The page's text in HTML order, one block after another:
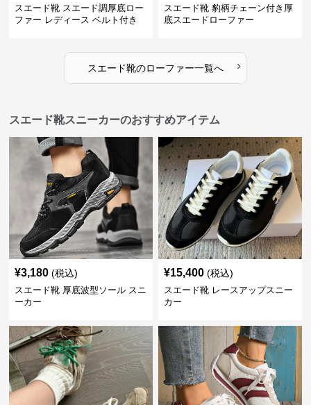
スエード靴 スエード調厚底ロー
ファー レディース ベルト付き
スエード靴 豹柄チェーン付き厚
底スエードローファー
スエード靴のローファー一覧へ ›
スエード靴スニーカーのおすすめアイテム
¥3,180 (税込)
スエード靴 厚底波型ソール スニ
ーカー
¥15,400 (税込)
スエード靴 レースアップスニー
カー